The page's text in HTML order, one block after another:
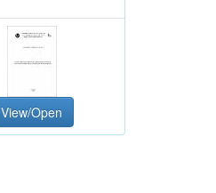
View/Open